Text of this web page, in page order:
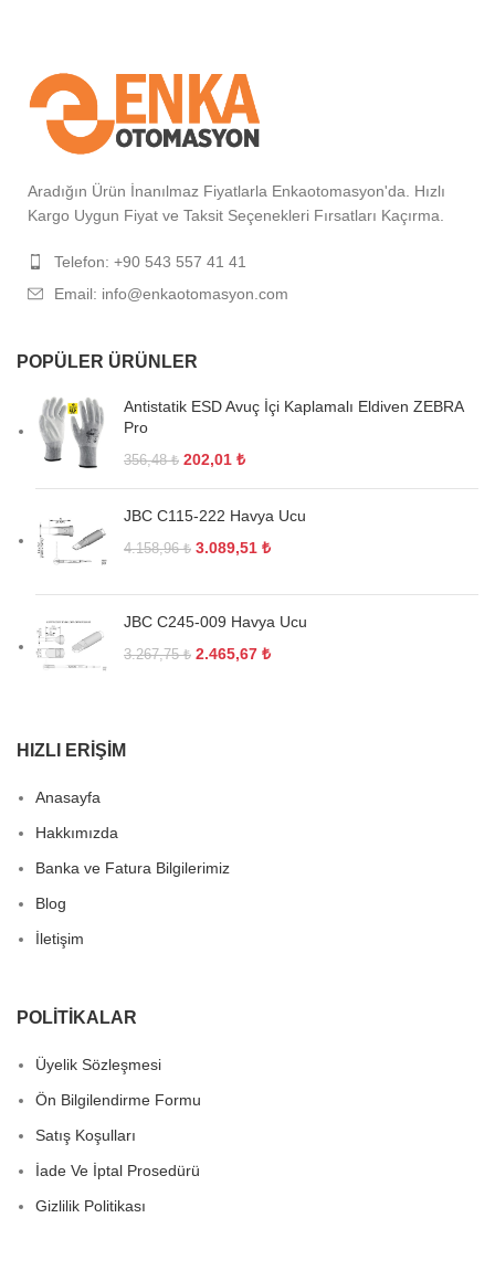
Aradığın Ürün İnanılmaz Fiyatlarla Enkaotomasyon'da. Hızlı
Kargo Uygun Fiyat ve Taksit Seçenekleri Fırsatları Kaçırma.
Telefon: +90 543 557 41 41
Email: info@enkaotomasyon.com
POPÜLER ÜRÜNLER
Antistatik ESD Avuç İçi Kaplamalı Eldiven ZEBRA
Pro
356,48₺ 202,01 ₺
JBC C115-222 Havya Ucu
4.158,96₺ 3.089,51 ₺
JBC C245-009 Havya Ucu
3.267,75₺ 2.465,67 ₺
HIZLI ERIŞIM
Anasayfa
Hakkımızda
Banka ve Fatura Bilgilerimiz
Blog
İletişim
POLITIKALAR
Üyelik Sözleşmesi
Ön Bilgilendirme Formu
Satış Koşulları
İade Ve İptal Prosedürü
Gizlilik Politikası